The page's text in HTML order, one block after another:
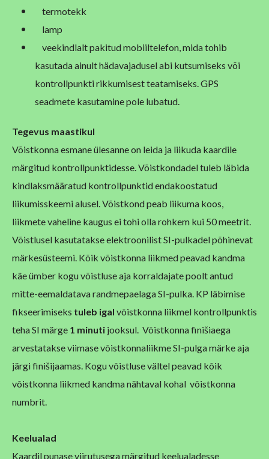
termotekk
lamp
veekindlalt pakitud mobiiltelefon, mida tohib
kasutada ainult hädavajadusel abi kutsumiseks või
kontrollpunkti rikkumisest teatamiseks. GPS
seadmete kasutamine pole lubatud.
Tegevus maastikul
Võistkonna esmane ülesanne on leida ja liikuda kaardile
märgitud kontrollpunktidesse. Võistkondadel tuleb läbida
kindlaksmääratud kontrollpunktid endakoostatud
liikumisskeemi alusel. Võistkond peab liikuma koos,
liikmete vaheline kaugus ei tohi olla rohkem kui 50 meetrit.
Võistlusel kasutatakse elektroonilist SI-pulkadel põhinevat
märkesüsteemi. Kõik võistkonna liikmed peavad kandma
käe ümber kogu võistluse aja korraldajate poolt antud
mitte-eemaldatava randmepaelaga SI-pulka. KP läbimise
fikseerimiseks tuleb igal võistkonna liikmel kontrollpunktis
teha SI märge 1 minuti jooksul. Võistkonna finišiaega
arvestatakse viimase võistkonnaliikme SI-pulga märke aja
järgi finišijaamas. Kogu võistluse vältel peavad kõik
võistkonna liikmed kandma nähtaval kohal võistkonna
numbrit.
Keelualad
Kaardil punase viirutusega märgitud keelualadesse